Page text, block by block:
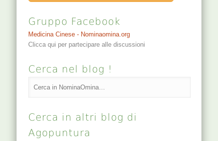
Gruppo Facebook
Medicina Cinese - Nominaomina.org
Clicca qui per partecipare alle discussioni
Cerca nel blog !
Cerca in altri blog di
Agopuntura